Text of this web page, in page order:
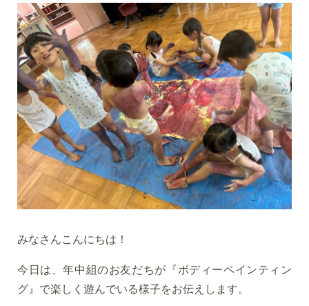
みなさんこんにちは！
今日は、年中組のお友だちが『ボディーペインティン
グ』で楽しく遊んでいる様子をお伝えします。